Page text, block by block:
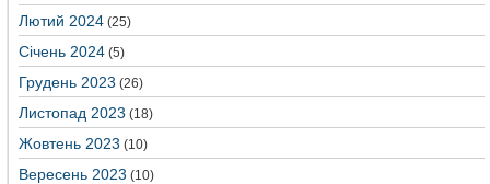
Лютий 2024 (25)
Січень 2024 (5)
Грудень 2023 (26)
Листопад 2023 (18)
Жовтень 2023 (10)
Вересень 2023 (10)